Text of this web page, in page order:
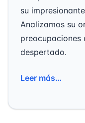
su
Analizamos su
preocupaciones
despertado.
Leer más…